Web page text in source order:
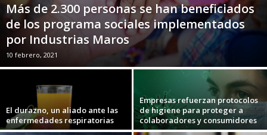
Más de 2.300 personas se han beneficiados
de los programa sociales implementados
por Industrias Maros
10 febrero, 2021
El durazno, un aliado ante las
enfermedades respiratorias
Empresas refuerzan protocolos
de higiene para proteger a
colaboradores y consumidores